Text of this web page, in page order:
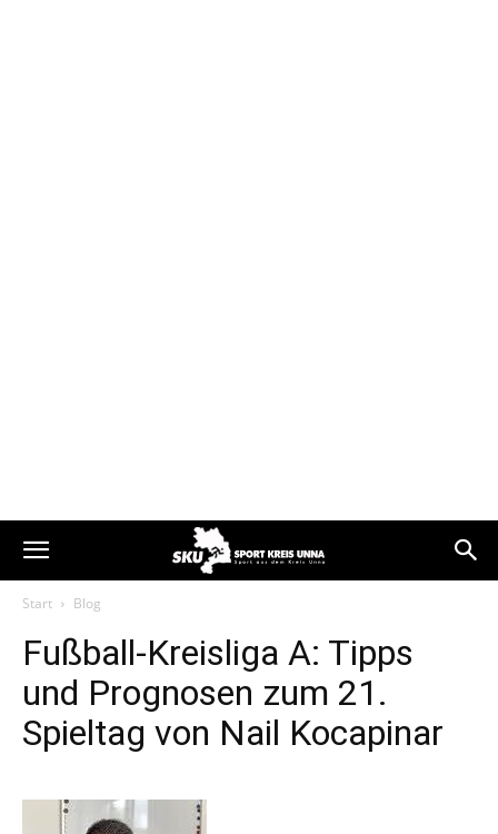
Start Blog
Fußball-Kreisliga A: Tipps
und Prognosen zum 21.
Spieltag von Nail Kocapinar